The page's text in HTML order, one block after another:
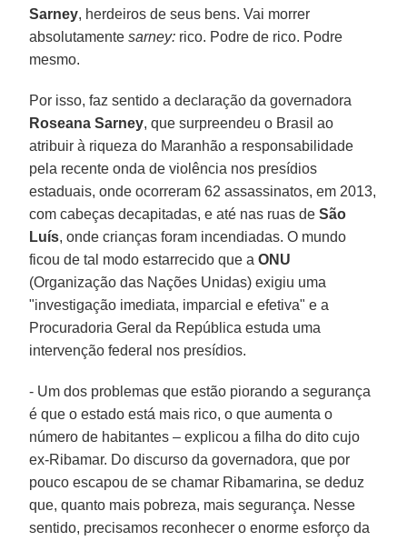
Sarney, herdeiros de seus bens. Vai morrer
absolutamentesarney: rico. Podre de rico. Podre
mesmo.
Por isso, faz sentido a declaração da governadora
Roseana Sarney, que surpreendeu o Brasil ao
atribuir à riqueza do Maranhão a responsabilidade
pela recente onda de violência nos presídios
estaduais, onde ocorreram 62 assassinatos, em 2013,
com cabeças decapitadas, e até nas ruas de São
Luís, onde crianças foram incendiadas. O mundo
ficou de tal modo estarrecido que aONU
(Organização das Nações Unidas) exigiu uma
"investigação imediata, imparcial e efetiva" e a
Procuradoria Geral da República estuda uma
intervenção federal nos presídios.
- Um dos problemas que estão piorando a segurança
é que o estado está mais rico, o que aumenta o
número de habitantes – explicou a filha do dito cujo
ex-Ribamar. Do discurso da governadora, que por
pouco escapou de se chamar Ribamarina, se deduz
que, quanto mais pobreza, mais segurança. Nesse
sentido, precisamos reconhecer o enorme esforço da